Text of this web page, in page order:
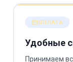
ОПЛАТА
Удобные
Принимаем